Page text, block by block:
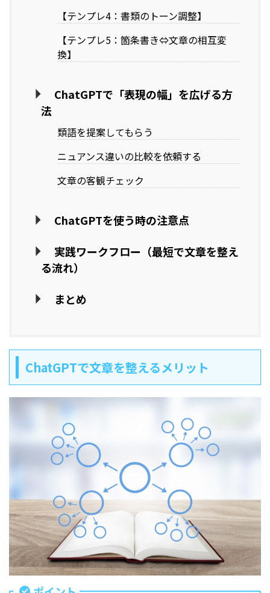
【テンプレ4：書類のトーン調整】
【テンプレ5：箇条書き⇔文章の相互変
換】
ChatGPTで「表現の幅」を広げる方
法
類語を提案してもらう
ニュアンス違いの比較を依頼する
文章の客観チェック
ChatGPTを使う時の注意点
実践ワークフロー（最短で文章を整え
る流れ）
まとめ
ChatGPTで文章を整えるメリット